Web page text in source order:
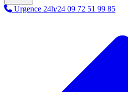
Urgence 24h/24 09 72 51 99 85